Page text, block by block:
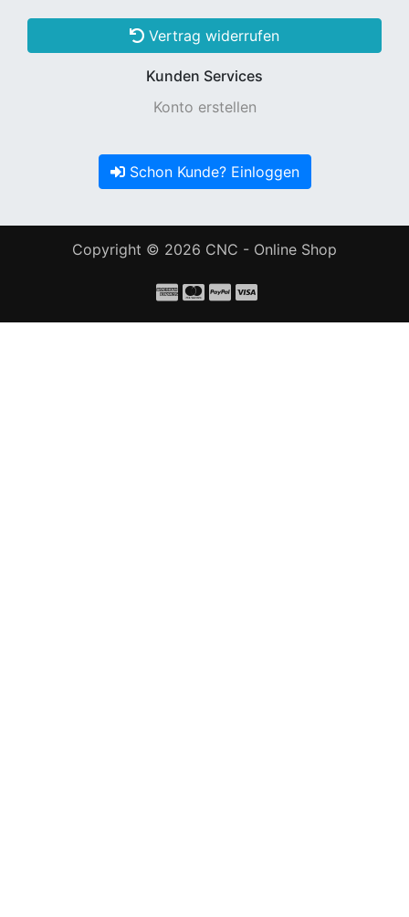
Vertrag widerrufen
Kunden Services
Konto erstellen
Schon Kunde? Einloggen
Copyright © 2026 CNC - Online Shop